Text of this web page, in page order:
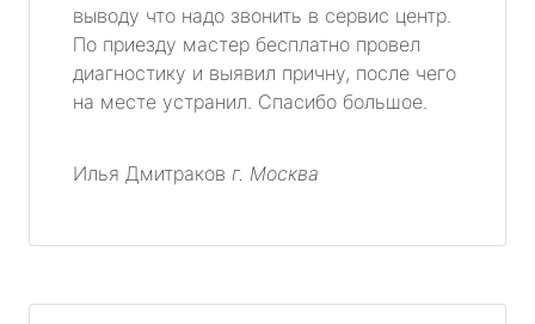
выводу что надо звонить в сервис центр.
По приезду мастер бесплатно провел
диагностику и выявил причну, после чего
на месте устранил. Спасибо большое.
Илья Дмитраков г. Москва